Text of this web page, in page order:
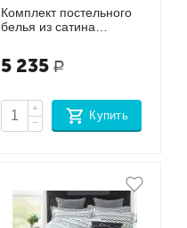
Комплект постельного
белья из сатина
(50х70х2шт)
5 235 Р
+
−
Купить